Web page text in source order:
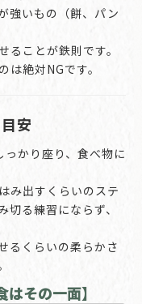
強いもの（餅、パン
ることが鉄則です。
絶対NGです。
安
かり座り、食べ物に
み出すくらいのステ
切る練習にならず、
るくらいの柔らかさ
その一面】